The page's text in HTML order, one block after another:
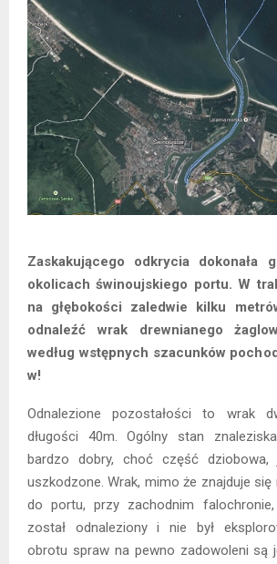
Zaskakującego odkrycia dokonała
okolicach świnoujskiego portu. W
na głębokości zaledwie kilku
odnaleźć wrak drewnianego
według wstępnych szacunków
w!
Odnalezione pozostałości to wrak
długości 40m. Ogólny stan
bardzo dobry, choć część
uszkodzone. Wrak, mimo że znajduje się
do portu, przy zachodnim
został odnaleziony i nie był
obrotu spraw na pewno zadowoleni są